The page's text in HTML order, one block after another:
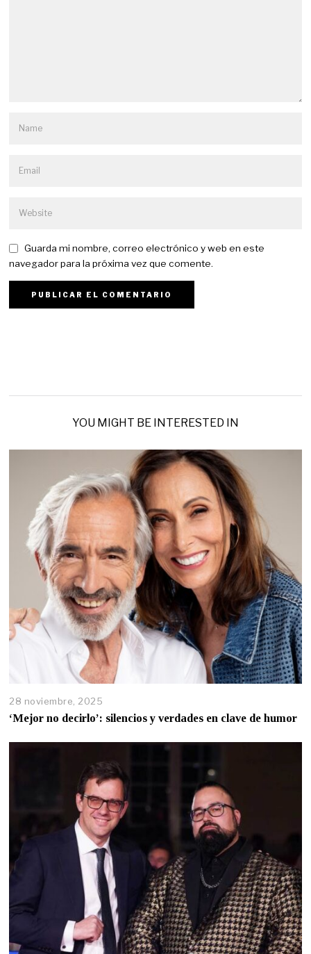
Guarda mi nombre, correo electrónico y web en este
navegador para la próxima vez que comente.
YOU MIGHT BE INTERESTED IN
28 noviembre, 2025
‘Mejor no decirlo’: silencios y verdades en clave de humor